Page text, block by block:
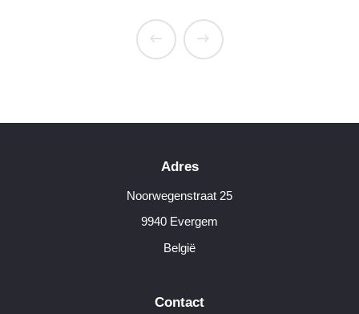
Adres
Noorwegenstraat 25
9940 Evergem
België
Contact